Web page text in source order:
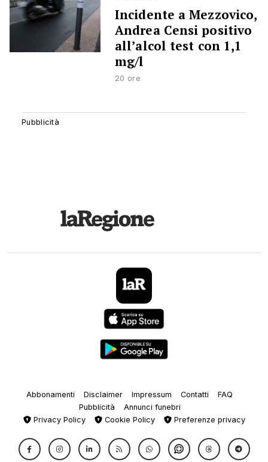
Incidente a Mezzovico,
Andrea Censi positivo
all’alcol test con 1,1
mg/l
20 ore
Abbonamenti Disclaimer Impressum Contatti
FAQ
Pubblicità
Annunci funebri
Privacy Policy
Cookie Policy Preferenze privacy